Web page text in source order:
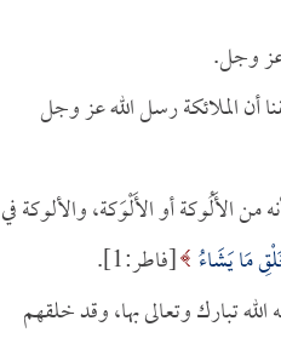
عز وجل.
أن الملائكة رسل الله عز وجل
الأَلُوكة أو الأَلْوَكة، والألوكة في
مَا يَشَاءُ [فاطر:1].
تبارك وتعالى بها، وقد خلقهم